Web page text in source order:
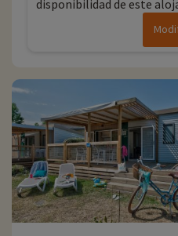
disponibilidad de este